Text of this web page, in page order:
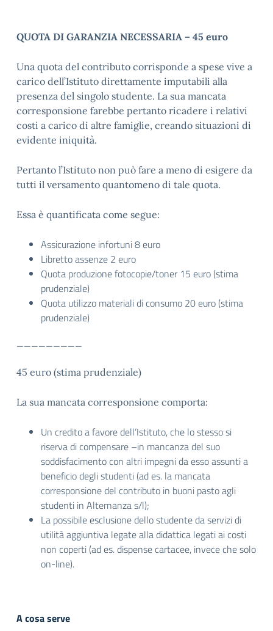
QUOTA DI GARANZIA NECESSARIA – 45 euro
Una quota del contributo corrisponde a spese vive a
carico dell’Istituto direttamente imputabili alla
presenza del singolo studente. La sua mancata
corresponsione farebbe pertanto ricadere i relativi
costi a carico di altre famiglie, creando situazioni di
evidente iniquità.
Pertanto l’Istituto non può fare a meno di esigere da
tutti il versamento quantomeno di tale quota.
Essa è quantificata come segue:
Assicurazione infortuni 8 euro
Libretto assenze 2 euro
Quota produzione fotocopie/toner 15 euro (stima
prudenziale)
Quota utilizzo materiali di consumo 20 euro (stima
prudenziale)
45 euro (stima prudenziale)
La sua mancata corresponsione comporta:
Un credito a favore dell’Istituto, che lo stesso si
riserva di compensare –in mancanza del suo
soddisfacimento con altri impegni da esso assunti a
beneficio degli studenti (ad es. la mancata
corresponsione del contributo in buoni pasto agli
studenti in Alternanza s/l);
La possibile esclusione dello studente da servizi di
utilità aggiuntiva legate alla didattica legati ai costi
non coperti (ad es. dispense cartacee, invece che solo
on-line).
A cosa serve